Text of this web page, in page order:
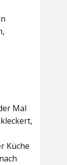
Mal
Küche